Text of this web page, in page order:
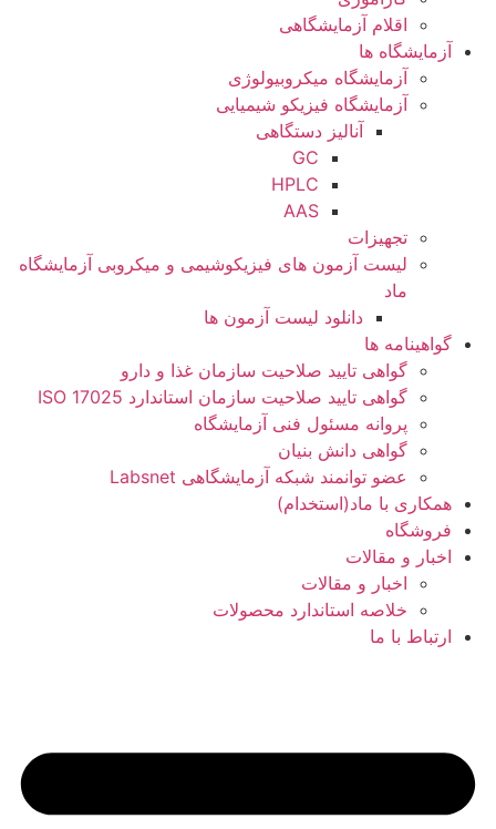
اقلام آزمایشگاهی
آزمایشگاه ها
آزمایشگاه میکروبیولوژی
آزمایشگاه فیزیکو شیمیایی
آنالیز دستگاهی
GC
HPLC
AAS
تجهیزات
لیست آزمون های فیزیکوشیمی و میکروبی آزمایشگاه
ماد
دانلود لیست آزمون ها
گواهینامه ها
گواهی تایید صلاحیت سازمان غذا و دارو
گواهی تایید صلاحیت سازمان استاندارد ISO 17025
پروانه مسئول فنی آزمایشگاه
گواهی دانش بنیان
عضو توانمند شبکه آزمایشگاهی Labsnet
همکاری با ماد(استخدام)
فروشگاه
اخبار و مقالات
اخبار و مقالات
خلاصه استاندارد محصولات
ارتباط با ما